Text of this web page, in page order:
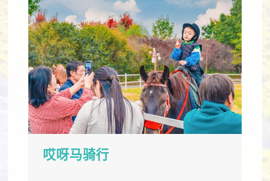
哎呀马骑行